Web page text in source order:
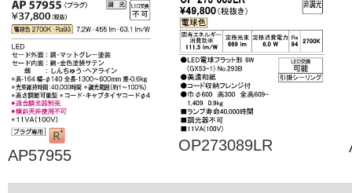
AP57955
OP273089LR